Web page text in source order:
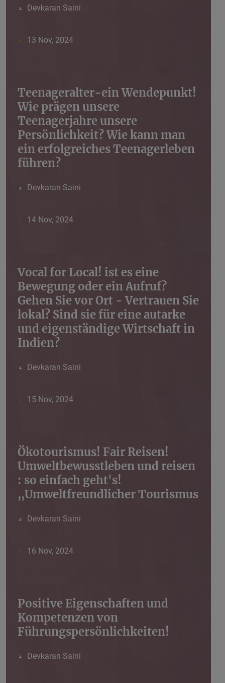
Devkaran Saini
13 Nov, 2024
Teenageralter-ein Wendepunkt!
Wie prägen unsere
Teenagerjahre unsere
Persönlichkeit? Wie kann man
ein erfolgreiches Teenagerleben
führen?
Devkaran Saini
14 Nov, 2024
Vocal for Local! ist es eine
Bewegung oder ein Aufruf?
Gehen Sie vor Ort - Vertrauen Sie
lokal? Sind sie für eine autarke
und eigenständige Wirtschaft in
Indien?
Devkaran Saini
15 Nov, 2024
Ökotourismus! Fair Reisen!
Umweltbewusstleben und reisen
: so einfach geht's!
,,Umweltfreundlicher Tourismus
Devkaran Saini
16 Nov, 2024
Positive Eigenschaften und
Kompetenzen von
Führungspersönlichkeiten!
Devkaran Saini